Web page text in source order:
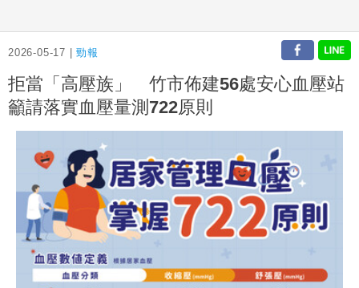
2026-05-17 |勁報
拒當「高壓族」 竹市佈建56處安心血壓站
籲請落實血壓量測722原則